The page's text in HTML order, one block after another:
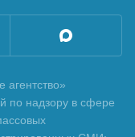
по надзору в сфере